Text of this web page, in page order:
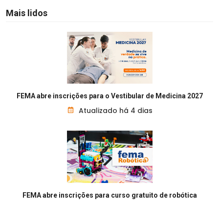
Mais lidos
FEMA abre inscrições para o Vestibular de Medicina 2027
Atualizado há 4 dias
FEMA abre inscrições para curso gratuito de robótica